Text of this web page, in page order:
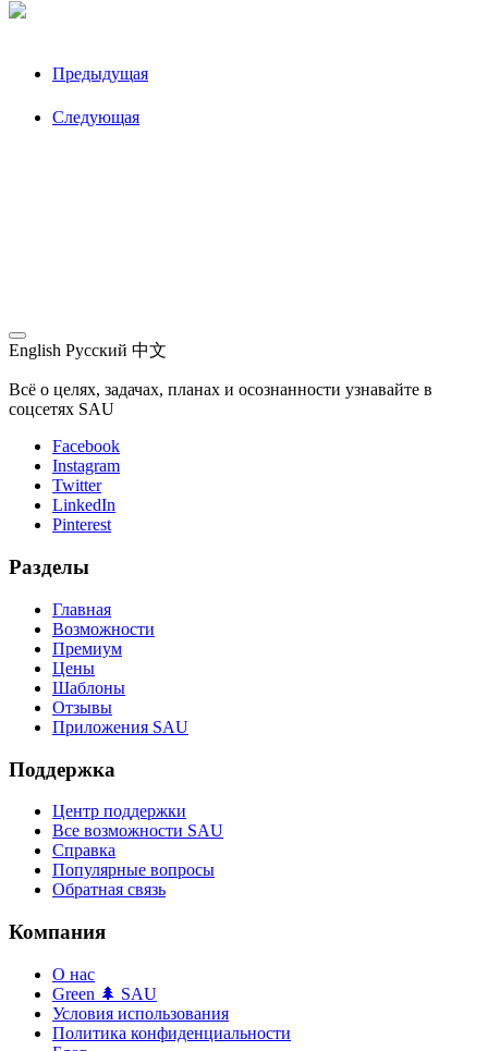
Предыдущая
Следующая
English Русский 中文
Всё о целях, задачах, планах и осознанности узнавайте в
соцсетях SAU
Facebook
Instagram
Twitter
LinkedIn
Pinterest
Разделы
Главная
Возможности
Премиум
Цены
Шаблоны
Отзывы
Приложения SAU
Поддержка
Центр поддержки
Все возможности SAU
Справка
Популярные вопросы
Обратная связь
Компания
О нас
Green 🌲 SAU
Условия использования
Политика конфиденциальности